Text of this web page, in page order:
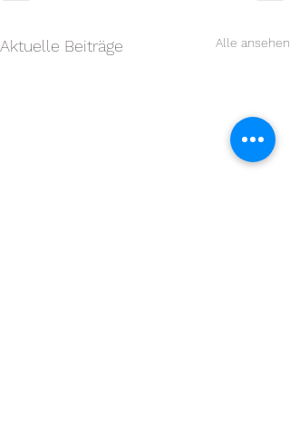
Aktuelle Beiträge Alle ansehen